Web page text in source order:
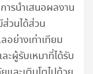
ารนำเสนอผลงาน
วนได้ส่วน
ย่างเท่าเทียม
ผู้รับเหมาที่ได้รับ